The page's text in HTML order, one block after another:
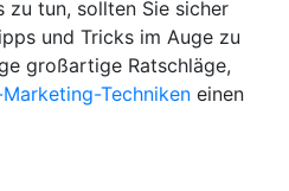
zu tun, sollten Sie sicher
und Tricks im Auge zu
großartige Ratschläge,
Techniken einen